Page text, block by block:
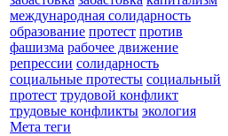
международная солидарность
образование протест против
фашизма рабочее движение
репрессии солидарность
социальные протесты социальный
протест трудовой конфликт
трудовые конфликты экология
Мета теги